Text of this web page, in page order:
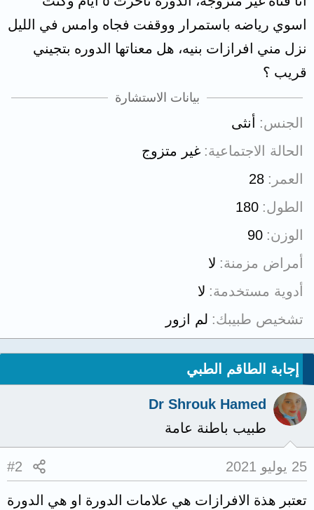
اسوي رياضه باستمرار ووقفت فجاه وامس في الليل
نزل مني افرازات بنيه، هل معناتها الدوره بتجيني
قريب ؟
بيانات الاستشارة
الجنس
أنثى
الحالة الاجتماعية غير متزوج
العمر
28
الطول 180
الوزن 90
أمراض مزمنة لا
أدوية مستخدمة لا
تشخيص طبيبك لم ازور
إجابة الطاقم الطبي
Dr Shrouk Hamed
طبيب باطنة عامة
25 يوليو 2021 #2
تعتبر هذة الافرازات هي علامات الدورة او هي الدورة